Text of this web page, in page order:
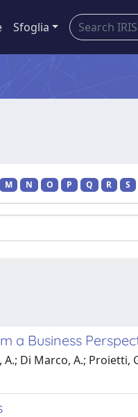
Sfoglia
M N O P Q R S
a Business
Di Marco, A.; Proietti,